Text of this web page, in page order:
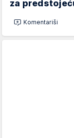
za
Komentariši